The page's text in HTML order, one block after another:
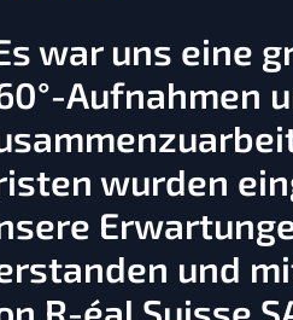
war uns eine
Aufnahmen
wurden
und